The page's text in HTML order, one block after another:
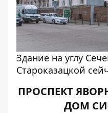
Здание на углу
Староказацкой
ПРОСПЕКТ
ДОМ